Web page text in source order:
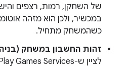
של השחקן, רמות, רצפים
במכשיר, ולכן הוא מזהה
כשהמשחק מתחיל.
זהות החשבון במשחק
לציין ש-Play Games Services